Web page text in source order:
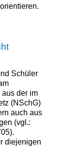
Schüler
aus der im
(NSchG)
auch aus
(vgl.:
diejenigen